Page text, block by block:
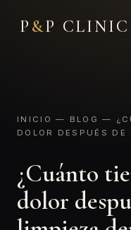
P &P CLINIC
INICIO — BLOG —
DOLOR DESPUÉS DE
¿Cuánto
dolor